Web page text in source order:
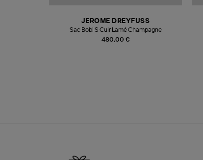
480,00 €
JEROME DREYFUSS
Sac Bobi S Cuir Lamé Champagne